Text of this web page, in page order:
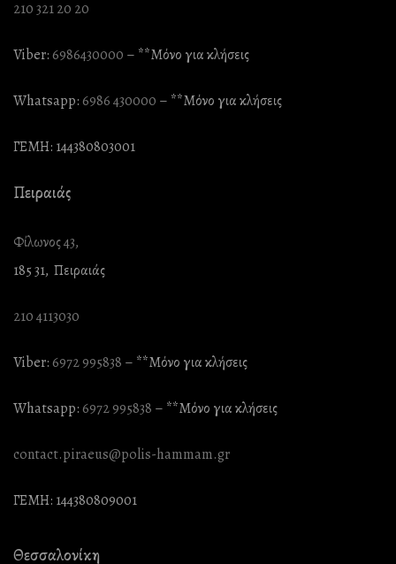
210 321 20 20
Viber:6986430000 – **Mόνο για κλήσεις
Whatsapp:6986 430000 – **Mόνο για κλήσεις
ΓΕΜΗ: 144380803001
Πειραιάς
Φίλωνος 43,
185 31, Πειραιάς
210 4113030
Viber:6972 995838 – **Mόνο για κλήσεις
Whatsapp:6972 995838 – **Mόνο για κλήσεις
contact.piraeus@polis-hammam.gr
ΓΕΜΗ: 144380809001
Θεσσαλονίκη